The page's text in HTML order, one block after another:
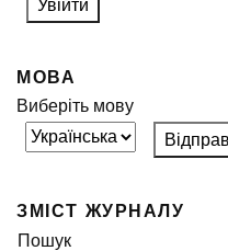
МОВА
Виберіть мову
ЗМІСТ ЖУРНАЛУ
Пошук